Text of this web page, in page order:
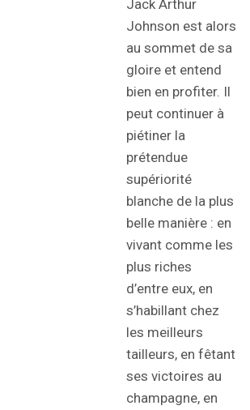
Jack Arthur
Johnson est alors
au sommet de sa
gloire et entend
bien en profiter. Il
peut continuer à
piétiner la
prétendue
supériorité
blanche de la plus
belle manière : en
vivant comme les
plus riches
d’entre eux, en
s’habillant chez
les meilleurs
tailleurs, en fêtant
ses victoires au
champagne, en